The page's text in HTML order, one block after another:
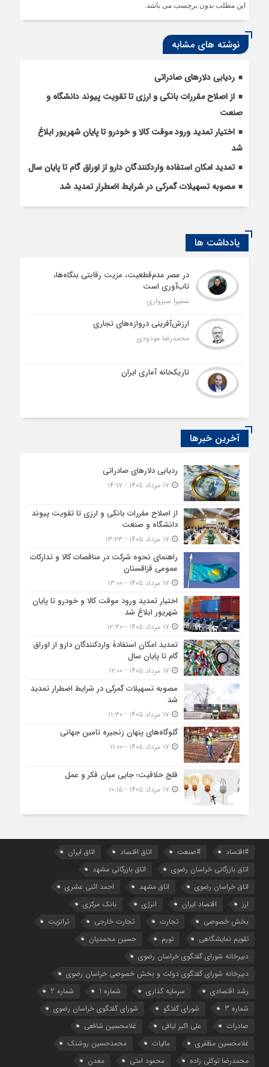
این مطلب بدون برچسب می باشد.
نوشته های مشابه
ردیابی دلارهای صادراتی
از اصلاح مقررات بانکی و ارزی تا تقویت پیوند دانشگاه و
صنعت
اختیار تمدید ورود موقت کالا و خودرو تا پایان شهریور ابلاغ
شد
تمدید امکان استفادۀ واردکنندگان دارو از اوراق گام تا پایان سال
مصوبه تسهیلات گمرکی در شرایط اضطرار تمدید شد
یادداشت ها
در عصر عدم‌قطعیت، مزیت رقابتی بنگاه‌ها،
تاب‌آوری است
سمیرا سبزواری
ارزش‌آفرینی دروازه‌های تجاری
محمدرضا مودودی
تاریکخانه آماری ایران
آخرین خبرها
ردیابی دلارهای صادراتی
از اصلاح مقررات بانکی و ارزی تا تقویت پیوند
دانشگاه و صنعت
راهنمای نحوه شرکت در مناقصات کالا و تدارکات
عمومی قزاقستان
اختیار تمدید ورود موقت کالا و خودرو تا پایان
شهریور ابلاغ شد
تمدید امکان استفادۀ واردکنندگان دارو از اوراق
گام تا پایان سال
مصوبه تسهیلات گمرکی در شرایط اضطرار تمدید
شد
گلوگاه‌های پنهان زنجیره تامین جهانی
فلج خلاقیت؛ جایی میان فکر و عمل
#اقتصاد #صنعت اتاق اقتصاد
اتاق ایران
اتاق بازرگانی خراسان رضوی
اتاق بازرگانی مشهد
اتاق خراسان رضوی
اتاق مشهد
احمد اثنی عشری
ارز
اقتصاد ایران انرژی
بانک مرکزی
بخش خصوصی
تجارت تجارت خارجی
ترانزیت
تقویم نمایشگاهی
تورم
حسین محمدیان
دبیرخانه شورای گفتگوی خراسان رضوی
دبیرخانه شورای گفتگوی دولت و بخش خصوصی خراسان رضوی
رشد اقتصادی
سرمایه گذاری شماره 1
شماره 2
شماره 3
شورای گفتگو
شورای گفتگوی خراسان رضوی
صادرات
علی اکبر لبافی
غلامحسین شافعی
غلامحسین مظفری
مالیات
محمدحسین روشنک
محمدرضا توکلی زاده
محمود امتی معدن